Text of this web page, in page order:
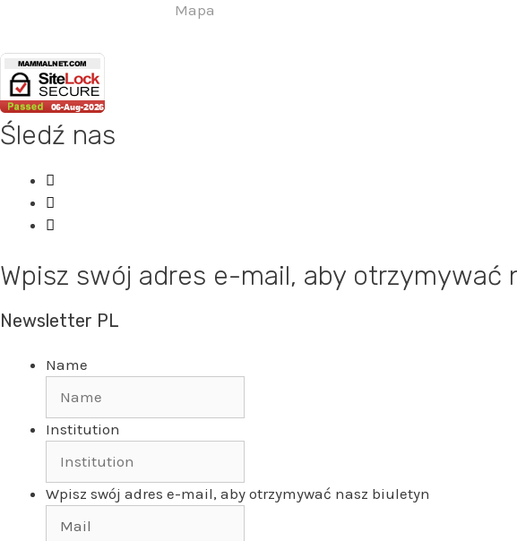
Mapa
Śledź nas
Wpisz swój adres e-mail, aby otrzymywać
Newsletter PL
Name
Institution
Wpisz swój adres e-mail, aby otrzymywać nasz biuletyn